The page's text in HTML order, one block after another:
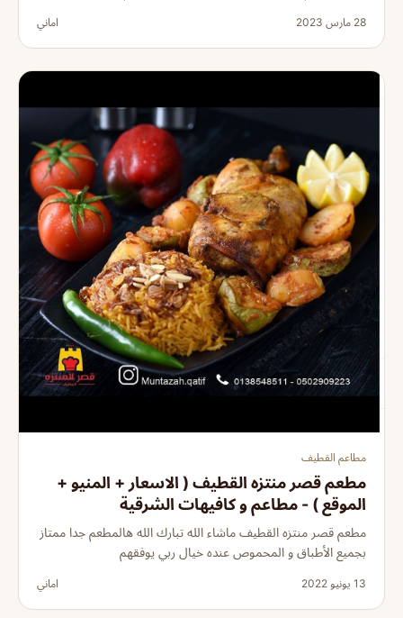
28 مارس 2023 اماني
مطاعم القطيف
مطعم قصر منتزه القطيف ( الاسعار + المنيو +
الموقع ) - مطاعم و كافيهات الشرقية
مطعم قصر منتزه القطيف ماشاء الله تبارك الله هالمطعم جدا ممتاز
بجميع الأطباق و المحموص عنده خيال ربي يوفقهم
13 يونيو 2022 اماني